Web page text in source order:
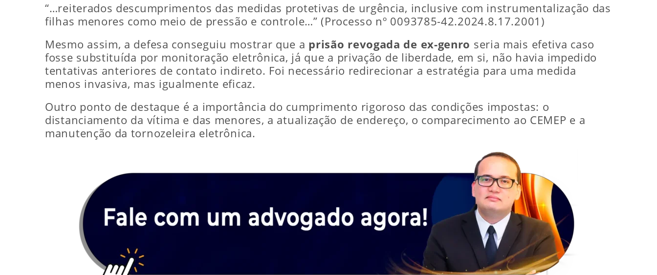
“…reiterados descumprimentos das medidas protetivas de urgência, inclusive com instrumentalização das
filhas menores como meio de pressão e controle…” (Processo nº 0093785-42.2024.8.17.2001)
Mesmo assim, a defesa conseguiu mostrar que a prisão revogada de ex-genro seria mais efetiva caso
fosse substituída por monitoração eletrônica, já que a privação de liberdade, em si, não havia impedido
tentativas anteriores de contato indireto. Foi necessário redirecionar a estratégia para uma medida
menos invasiva, mas igualmente eficaz.
Outro ponto de destaque é a importância do cumprimento rigoroso das condições impostas: o
distanciamento da vítima e das menores, a atualização de endereço, o comparecimento ao CEMEP e a
manutenção da tornozeleira eletrônica.